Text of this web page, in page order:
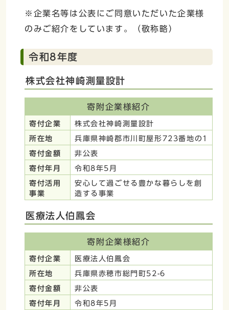
※企業名等は公表にご同意いただいた企業様
のみご紹介をしています。（敬称略）
令和8年度
株式会社神崎測量設計
寄附企業様紹介
寄付企業 株式会社神崎測量設計
所在地 兵庫県神崎郡市川町屋形723番地の1
寄付金額 非公表
寄付年月 令和8年5月
寄付活用
事業
安心して過ごせる豊かな暮らしを創
造する事業
医療法人伯鳳会
寄附企業様紹介
寄付企業 医療法人伯鳳会
所在地 兵庫県赤穂市総門町52-6
寄付金額 非公表
寄付年月 令和8年5月